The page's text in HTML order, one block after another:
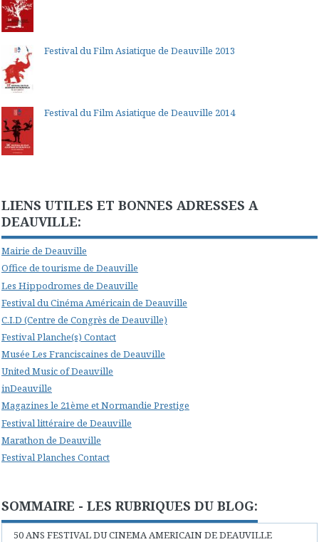
Festival du Film Asiatique de Deauville 2013
Festival du Film Asiatique de Deauville 2014
LIENS UTILES ET BONNES ADRESSES A
DEAUVILLE:
Mairie de Deauville
Office de tourisme de Deauville
Les Hippodromes de Deauville
Festival du Cinéma Américain de Deauville
C.I.D (Centre de Congrès de Deauville)
Festival Planche(s) Contact
Musée Les Franciscaines de Deauville
United Music of Deauville
inDeauville
Magazines le 21ème et Normandie Prestige
Festival littéraire de Deauville
Marathon de Deauville
Festival Planches Contact
SOMMAIRE - LES RUBRIQUES DU BLOG:
50 ANS FESTIVAL DU CINEMA AMERICAIN DE DEAUVILLE